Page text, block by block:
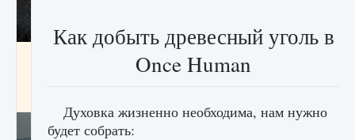
лицензии, лиги, команды и стадионы в EA
Как добыть древесный уголь в
Once Human
Духовка жизненно необходима, нам нужно
будет собрать: